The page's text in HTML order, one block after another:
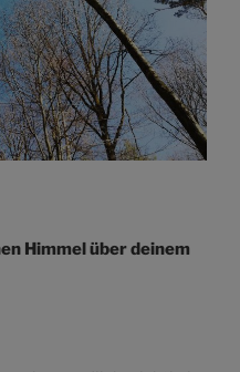
Himmel über deinem